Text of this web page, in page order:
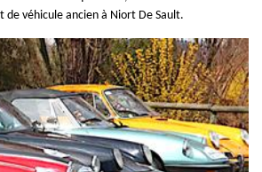
véhicule ancien à Niort De Sault.